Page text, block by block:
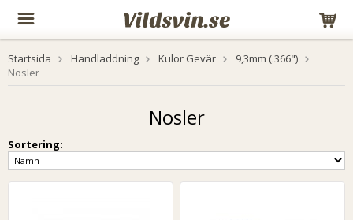
Startsida Handladdning Kulor Gevär
9,3mm (.366")
Nosler
Nosler
Sortering: